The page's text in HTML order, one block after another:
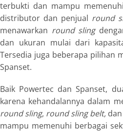
terbukti dan mampu
distributor dan penjual round
menawarkan round sling
dan ukuran mulai dari
Tersedia juga beberapa pilihan
Spanset.
Baik Powertec dan Spanset,
karena kehandalannya dalam
round sling, round sling belt, dan
mampu memenuhi berbagai